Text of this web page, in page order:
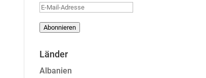
E-
Adresse
Abonnieren
Länder
Albanien